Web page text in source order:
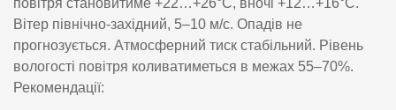
Вітер північно-західний, 5–10 м/с. Опадів не
прогнозується. Атмосферний тиск стабільний. Рівень
вологості повітря коливатиметься в межах 55–70%.
Рекомендації: